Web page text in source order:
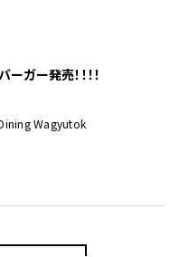
ガー発売！！！！
Wagyutok